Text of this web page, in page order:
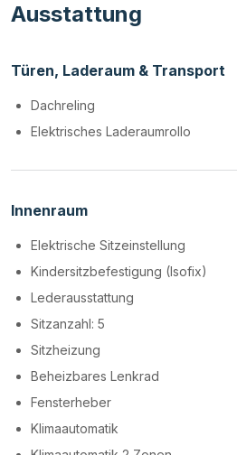
Ausstattung
Türen, Laderaum & Transport
Dachreling
Elektrisches Laderaumrollo
Innenraum
Elektrische Sitzeinstellung
Kindersitzbefestigung (Isofix)
Lederausstattung
Sitzanzahl: 5
Sitzheizung
Beheizbares Lenkrad
Fensterheber
Klimaautomatik